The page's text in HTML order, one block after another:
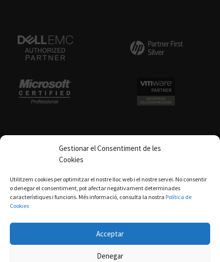
Gestionar el Consentiment de les
Cookies
Utilitzem cookies per optimitzar el nostre lloc web i el nostre servei. No consentir
o denegar el consentiment, pot afectar negativament determinades
característiques i funcions. Més informació, consulta la nostra Política de
Cookies
Acceptar
Denegar
de privacitat xarxes socials
© 2026IN2 - Informàtica industrial– All rights reserved
– Designed with the